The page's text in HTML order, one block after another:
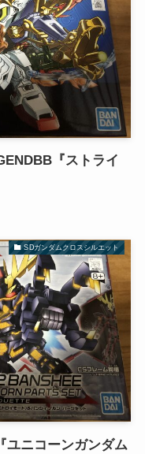
『ストライ
SDガンダムクロスシルエット
ユニコーンガンダム